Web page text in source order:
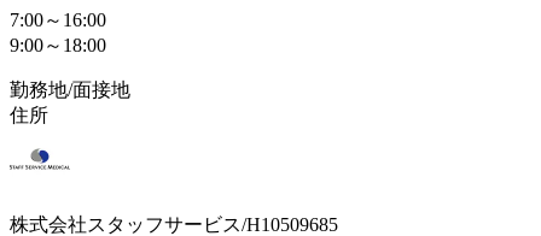
7:00～16:00
9:00～18:00
勤務地/面接地
住所
株式会社スタッフサービス/H10509685